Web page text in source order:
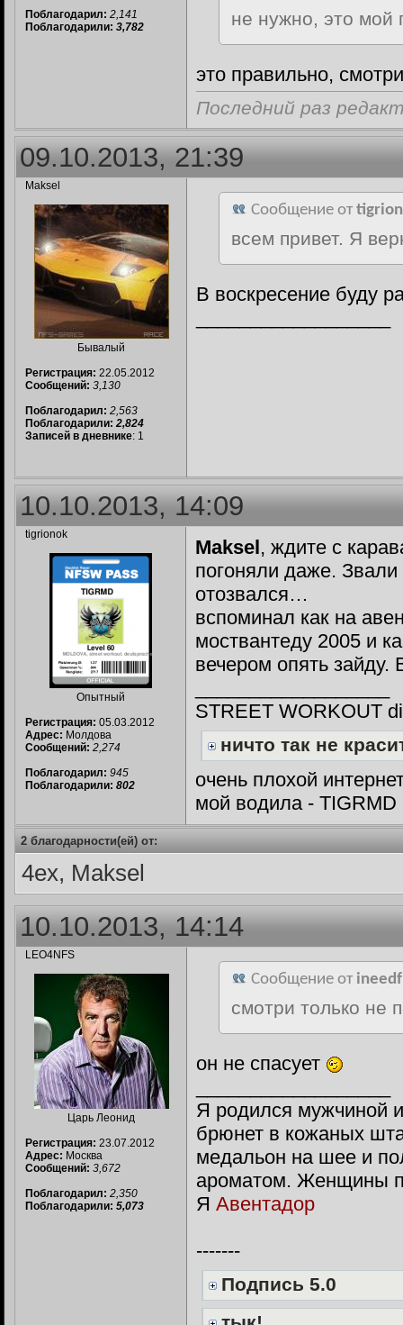
Поблагодарил: 2,141
Поблагодарили: 3,782 не нужно, это мой
это правильно,
Последний раз
09.10.2013, 21:39
Maksel
Бывалый
Регистрация: 22.05.2012
Сообщений: 3,130
Поблагодарил: 2,563
Поблагодарили: 2,824
Записей в дневнике: 1
Сообщение от
всем привет. Я
В воскресение буду
10.10.2013, 14:09
tigrionok
Опытный
Регистрация: 05.03.2012
Адрес: Молдова
Сообщений: 2,274
Поблагодарил: 945
Поблагодарили: 802
Maksel, ждите с
погоняли даже. Звали
отозвался…
вспоминал как на
моствантеду 2005 и
вечером опять
STREET WORKOUT
ничто так не
очень плохой
мой водила -
2 благодарности(ей) от:
4ex, Maksel
10.10.2013, 14:14
LEO4NFS
Царь Леонид
Регистрация: 23.07.2012
Адрес: Москва
Сообщений: 3,672
Поблагодарил: 2,350
Поблагодарили: 5,073
Сообщение от
смотри только не
он не спасует
Я родился мужчиной
брюнет в кожаных
медальон на шее и
ароматом. Женщины
Я Авентадор
-------
Подпись 5.0